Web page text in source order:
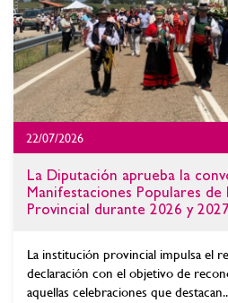
22/07/2026
La Diputación aprueba la
Manifestaciones Populares
Provincial durante 2026 y
La institución provincial impulsa el
declaración con el objetivo de
aquellas celebraciones que